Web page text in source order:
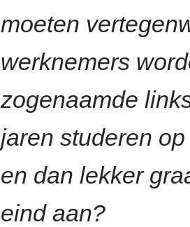
moeten
werknemers
zogenaamde
jaren studeren
en dan lekker
eind aan?